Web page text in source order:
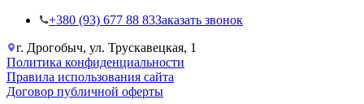
+38‎0 (93) 677 88 83Заказать звонок
г. Дрогобыч, ул. Трускавецкая, 1
Политика конфиденциальности
Правила использования сайта
Договор публичной оферты